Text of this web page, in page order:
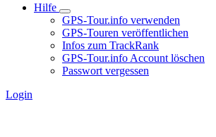
Hilfe
GPS-Tour.info verwenden
GPS-Touren veröffentlichen
Infos zum TrackRank
GPS-Tour.info Account löschen
Passwort vergessen
Login